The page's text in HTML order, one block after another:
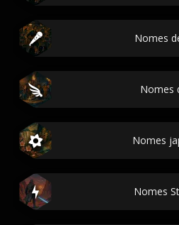
Nomes
Nomes
Nomes
Nomes